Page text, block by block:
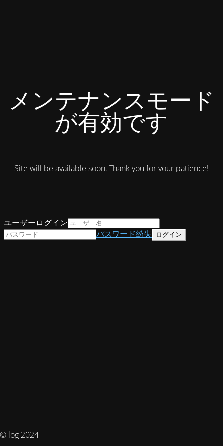
メンテナンスモード
が有効です
Site will be available soon. Thank you for your patience!
© log 2024
ユーザーログイン
パスワード紛失